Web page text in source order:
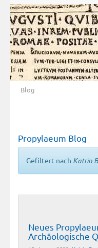
Blog
Propylaeum Blog
Gefiltert nach Katrin
Neues
Archäologische